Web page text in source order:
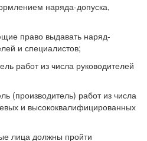
наряда-допуска,
право выдавать наряд-
и специалистов;
работ из числа руководителей
(производитель) работ из числа
и высококвалифицированных
лица должны пройти